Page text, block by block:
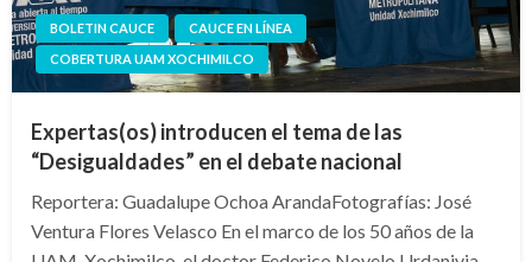
BOLETIN CAUCE
CAUCE EN LÍNEA
COBERTURA UAM XOCHIMILCO
Expertas(os) introducen el tema de las
“Desigualdades” en el debate nacional
Reportera: Guadalupe Ochoa ArandaFotografías: José
Ventura Flores Velasco En el marco de los 50 años de la